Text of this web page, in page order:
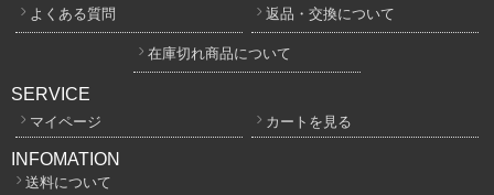
よくある質問 返品・交換について
在庫切れ商品について
SERVICE
マイページ カートを見る
INFOMATION
送料について